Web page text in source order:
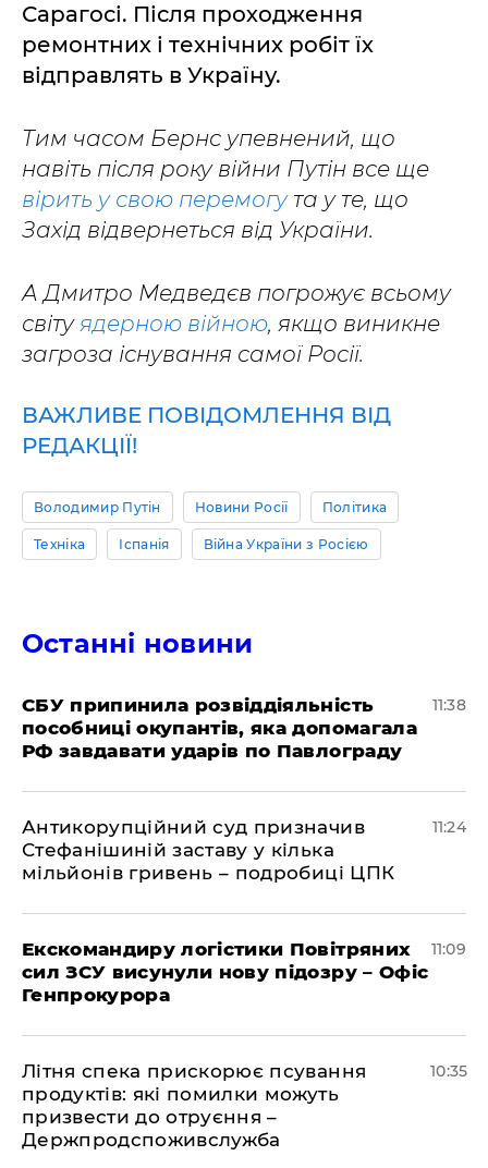
Сарагосі. Після проходження
ремонтних і технічних робіт їх
відправлять в Україну.
Тим часом Бернс упевнений, що
навіть після року війни Путін все ще
вірить у свою перемогута у те, що
Захід відвернеться від України.
А Дмитро Медведєв погрожує всьому
світуядерною війною, якщо виникне
загроза існування самої Росії.
ВАЖЛИВЕ ПОВІДОМЛЕННЯ ВІД
РЕДАКЦІЇ!
Володимир Путін Новини Росії Політика
Техніка Іспанія Війна України з Росією
Останні новини
СБУ припинила розвіддіяльність
пособниці окупантів, яка допомагала
РФ завдавати ударів по Павлограду
11:38
Антикорупційний суд призначив
Стефанішиній заставу у кілька
мільйонів гривень – подробиці ЦПК
11:24
Екскомандиру логістики Повітряних
сил ЗСУ висунули нову підозру – Офіс
Генпрокурора
11:09
Літня спека прискорює псування
продуктів: які помилки можуть
призвести до отруєння –
Держпродспоживслужба
10:35